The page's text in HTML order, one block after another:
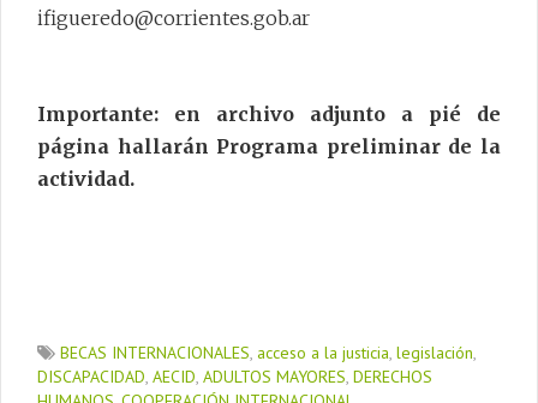
ifigueredo@corrientes.gob.ar
Importante: en archivo adjunto a pié de
página hallarán Programa preliminar de la
actividad.
BECAS INTERNACIONALES, acceso a la justicia, legislación,
DISCAPACIDAD, AECID, ADULTOS MAYORES, DERECHOS